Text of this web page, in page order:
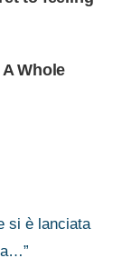
si è lanciata